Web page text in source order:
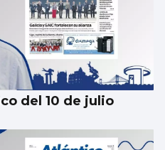
del 10 de julio